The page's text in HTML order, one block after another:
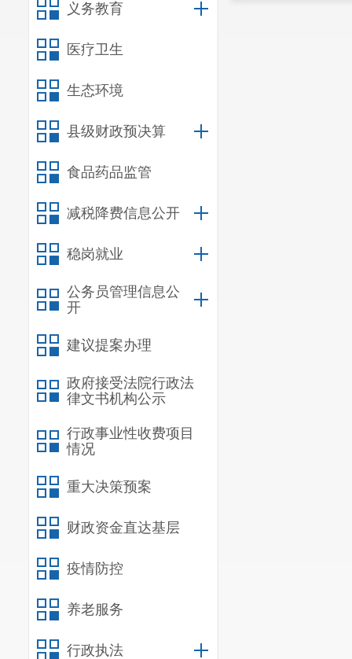
义务教育
医疗卫生
生态环境
县级财政预决算
食品药品监管
减税降费信息公开
稳岗就业
公务员管理信息公
开
建议提案办理
政府接受法院行政法
律文书机构公示
行政事业性收费项目
情况
重大决策预案
财政资金直达基层
疫情防控
养老服务
行政执法